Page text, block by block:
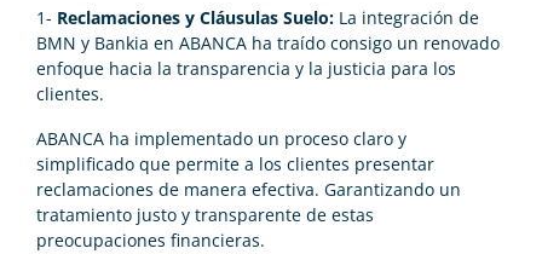
1- Reclamaciones y Cláusulas Suelo: La integración de
BMN y Bankia en ABANCA ha traído consigo un renovado
enfoque hacia la transparencia y la justicia para los
clientes.
ABANCA ha implementado un proceso claro y
simplificado que permite a los clientes presentar
reclamaciones de manera efectiva. Garantizando un
tratamiento justo y transparente de estas
preocupaciones financieras.